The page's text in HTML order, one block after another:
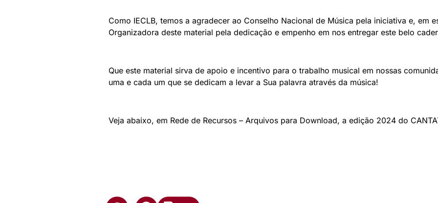
Como IECLB, temos a agradecer ao Conselho Nacional de Música pela iniciativa e, em
Organizadora deste material pela dedicação e empenho em nos entregar este belo
Que este material sirva de apoio e incentivo para o trabalho musical em nossas
uma e cada um que se dedicam a levar a Sua palavra através da música!
Veja abaixo, em Rede de Recursos – Arquivos para Download, a edição 2024 do